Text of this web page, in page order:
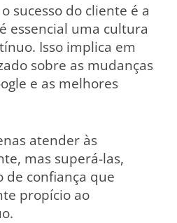
sucesso do cliente é a
essencial uma cultura
Isso implica em
sobre as mudanças
e as melhores
atender às
mas superá-las,
de confiança que
propício ao